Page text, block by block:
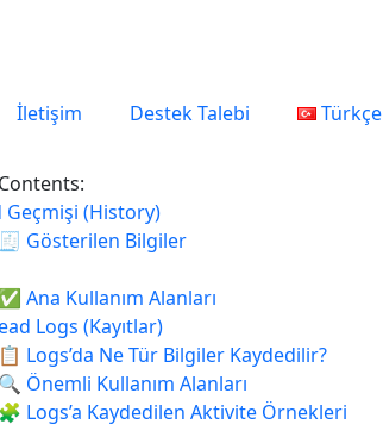
İletişim Destek Talebi Türkçe
Geçmişi (History)
🧾 Gösterilen Bilgiler
✅ Ana Kullanım Alanları
Logs (Kayıtlar)
📋 Logs’da Ne Tür Bilgiler Kaydedilir?
🔍 Önemli Kullanım Alanları
🧩 Logs’a Kaydedilen Aktivite Örnekleri